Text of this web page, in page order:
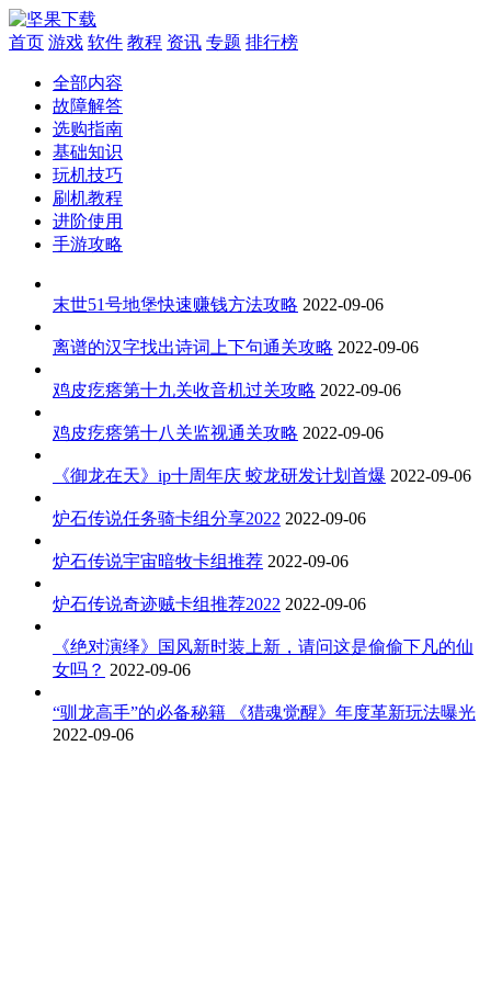
首页 游戏 软件 教程 资讯 专题 排行榜
全部内容
故障解答
选购指南
基础知识
玩机技巧
刷机教程
进阶使用
手游攻略
末世51号地堡快速赚钱方法攻略 2022-09-06
离谱的汉字找出诗词上下句通关攻略 2022-09-06
鸡皮疙瘩第十九关收音机过关攻略 2022-09-06
鸡皮疙瘩第十八关监视通关攻略 2022-09-06
《御龙在天》ip十周年庆 蛟龙研发计划首爆 2022-09-06
炉石传说任务骑卡组分享2022 2022-09-06
炉石传说宇宙暗牧卡组推荐 2022-09-06
炉石传说奇迹贼卡组推荐2022 2022-09-06
《绝对演绎》国风新时装上新，请问这是偷偷下凡的仙
女吗？ 2022-09-06
“驯龙高手”的必备秘籍 《猎魂觉醒》年度革新玩法曝光
2022-09-06